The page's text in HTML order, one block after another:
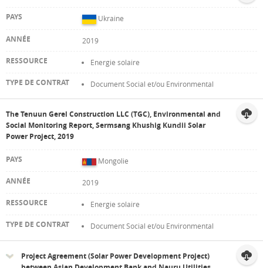
Ukraine
2019
Energie solaire
Document Social et/ou Environmental
The Tenuun Gerel Construction LLC (TGC), Environmental and
Social Monitoring Report, Sermsang Khushig Kundii Solar
Power Project, 2019
Mongolie
2019
Energie solaire
Document Social et/ou Environmental
Project Agreement (Solar Power Development Project)